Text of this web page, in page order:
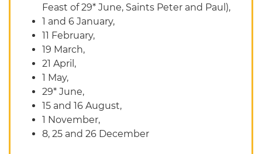
Feast of 29* June, Saints Peter and Paul),
1 and 6 January,
11 February,
19 March,
21 April,
1 May,
29* June,
15 and 16 August,
1 November,
8, 25 and 26 December